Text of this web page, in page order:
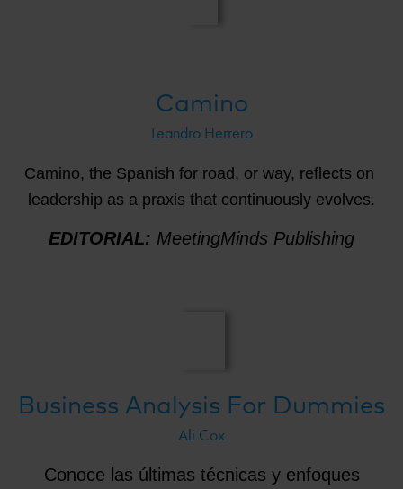
Camino
Leandro Herrero
Camino, the Spanish for road, or way, reflects on
leadership as a praxis that continuously evolves.
EDITORIAL: MeetingMinds Publishing
Business Analysis For Dummies
Ali Cox
Conoce las últimas técnicas y enfoques